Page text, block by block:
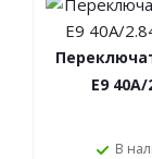
Е9 40А/
В